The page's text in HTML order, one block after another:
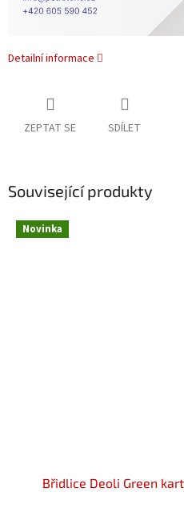
Detailní informace
ZEPTAT SE SDÍLET
Související produkty
Novinka
Břidlice Deoli Green